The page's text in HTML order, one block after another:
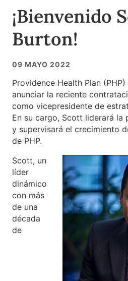
¡Bienvenido
Burton!
09 MAYO 2022
Providence Health Plan
anunciar la reciente
como vicepresidente de
En su cargo, Scott liderará la
y supervisará el crecimiento
de PHP.
Scott, un
líder
dinámico
con más
de una
década
de